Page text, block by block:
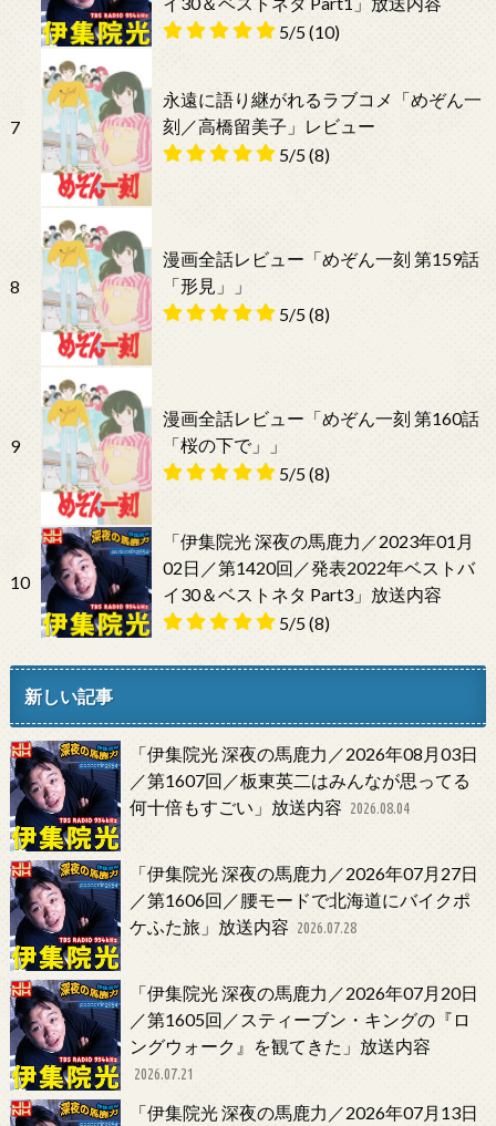
5/5(10)
7
永遠に語り継がれるラブコメ「めぞん一
刻／高橋留美子」レビュー
5/5(8)
8
漫画全話レビュー「めぞん一刻 第159話
「形見」」
5/5(8)
9
漫画全話レビュー「めぞん一刻 第160話
「桜の下で」」
5/5(8)
10
「伊集院光 深夜の馬鹿力／2023年01月
02日／第1420回／発表2022年ベストバ
イ30＆ベストネタ Part3」放送内容
5/5(8)
新しい記事
「伊集院光 深夜の馬鹿力／2026年08月03日
／第1607回／板東英二はみんなが思ってる
何十倍もすごい」放送内容 2026.08.04
「伊集院光 深夜の馬鹿力／2026年07月27日
／第1606回／腰モードで北海道にバイクポ
ケふた旅」放送内容 2026.07.28
「伊集院光 深夜の馬鹿力／2026年07月20日
／第1605回／スティーブン・キングの『ロ
ングウォーク』を観てきた」放送内容
2026.07.21
「伊集院光 深夜の馬鹿力／2026年07月13日